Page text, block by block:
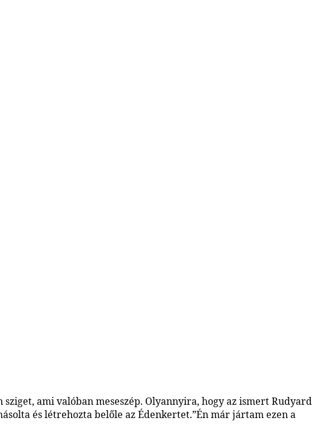
ami valóban meseszép. Olyannyira, hogy az ismert Rudyard
és létrehozta belőle az Édenkertet.”Én már jártam ezen a